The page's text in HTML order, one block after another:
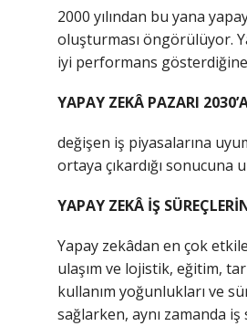
2000 yılından bu yana
oluşturması öngörülüyor.
iyi performans
YAPAY ZEKÂ PAZARI
değişen iş piyasalarına
ortaya çıkardığı sonucuna
YAPAY ZEKÂ İŞ
Yapay zekâdan en çok
ulaşım ve lojistik, eğitim,
kullanım yoğunlukları ve
sağlarken, aynı zamanda